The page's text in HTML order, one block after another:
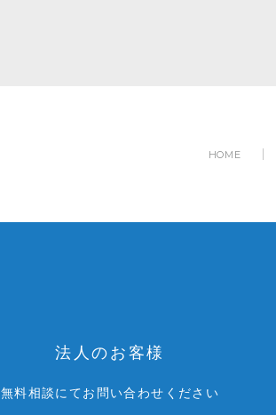
HOME
法人のお客様
無料相談にてお問い合わせください